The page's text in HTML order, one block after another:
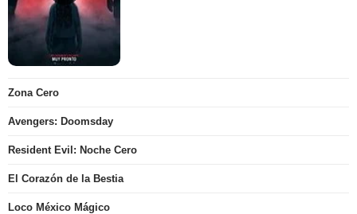
Zona Cero
Avengers: Doomsday
Resident Evil: Noche Cero
El Corazón de la Bestia
Loco México Mágico